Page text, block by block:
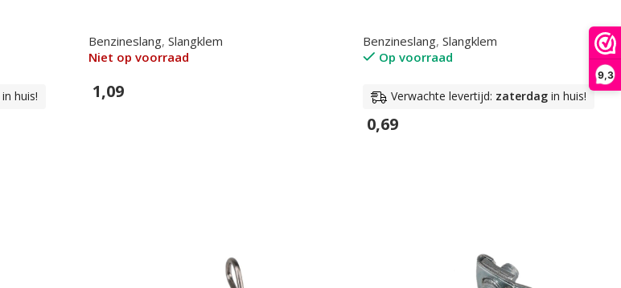
9,3
in huis!
Benzineslang, Slangklem
Niet op voorraad
1,09
Benzineslang, Slangklem
Op voorraad
Verwachte levertijd: zaterdag in huis!
0,69